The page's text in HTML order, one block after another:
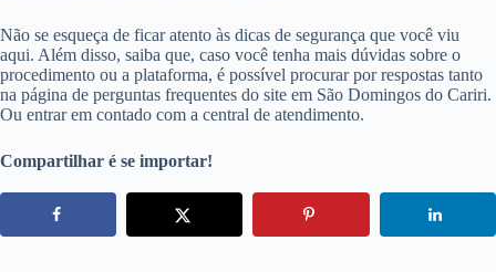
Não se esqueça de ficar atento às dicas de segurança que você viu
aqui. Além disso, saiba que, caso você tenha mais dúvidas sobre o
procedimento ou a plataforma, é possível procurar por respostas tanto
na página de perguntas frequentes do site em São Domingos do Cariri.
Ou entrar em contado com a central de atendimento.
Compartilhar é se importar!